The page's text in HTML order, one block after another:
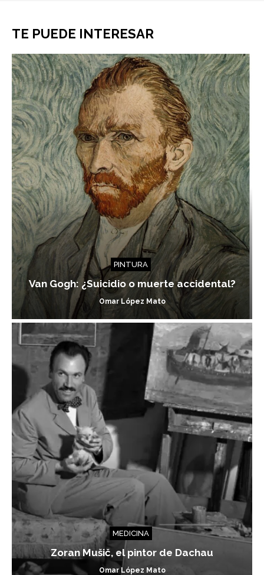
TE PUEDE INTERESAR
PINTURA
Van Gogh: ¿Suicidio o muerte accidental?
Omar López Mato
MEDICINA
Zoran Mušič, el pintor de Dachau
Omar López Mato